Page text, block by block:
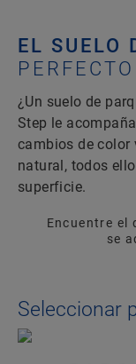
EL SUELO
¿Un suelo de
Step le
cambios de color
natural, todos
superficie.
Encuentre el
se
Seleccionar